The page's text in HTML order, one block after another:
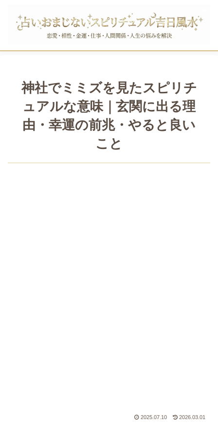
神社でミミズを見たスピリチ
ュアルな意味｜玄関に出る理
由・幸運の前兆・やると良い
こと
2025.07.10 2026.03.01